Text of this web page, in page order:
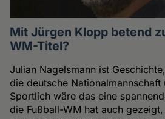
Mit Jürgen Klopp betend
WM-Titel?
Julian Nagelsmann ist
die deutsche Nationalmannschaft
Sportlich wäre das eine
die Fußball-WM hat auch